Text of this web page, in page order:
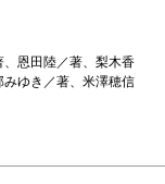
恩田陸／著、梨木香
ゆき／著、米澤穂信